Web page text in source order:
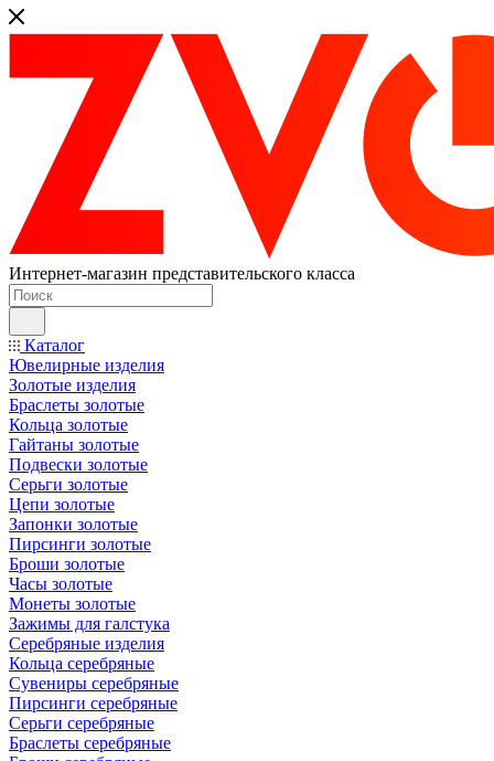
Интернет-магазин представительского класса
Каталог
Ювелирные изделия
Золотые изделия
Браслеты золотые
Кольца золотые
Гайтаны золотые
Подвески золотые
Серьги золотые
Цепи золотые
Запонки золотые
Пирсинги золотые
Броши золотые
Часы золотые
Монеты золотые
Зажимы для галстука
Серебряные изделия
Кольца серебряные
Сувениры серебряные
Пирсинги серебряные
Серьги серебряные
Браслеты серебряные